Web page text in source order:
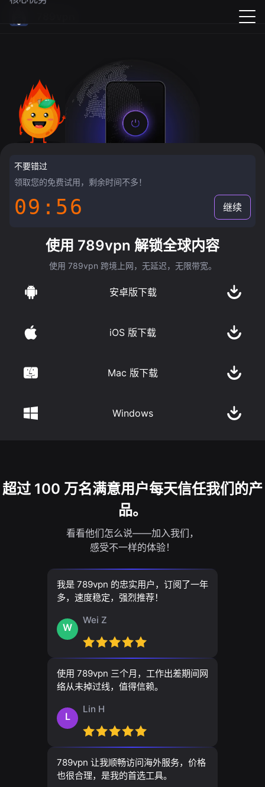
不要错过
领取您的免费试用，剩余时间不多！
09:55 继续
使用 789vpn 解锁全球内容
使用 789vpn 跨境上网，无延迟，无限带宽。
安卓版下载
iOS 版下载
Mac 版下载
Windows
超过 100 万名满意用户每天信任我们的产
品。
看看他们怎么说——加入我们，
感受不一样的体验！
我是 789vpn 的忠实用户，订阅了一年
多，速度稳定，强烈推荐！
W
Wei Z
使用 789vpn 三个月，工作出差期间网
络从未掉过线，值得信赖。
L
Lin H
789vpn 让我顺畅访问海外服务，价格
也很合理，是我的首选工具。